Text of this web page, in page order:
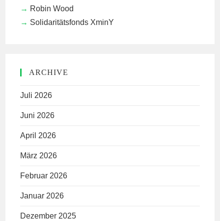
Robin Wood
Solidaritätsfonds XminY
ARCHIVE
Juli 2026
Juni 2026
April 2026
März 2026
Februar 2026
Januar 2026
Dezember 2025